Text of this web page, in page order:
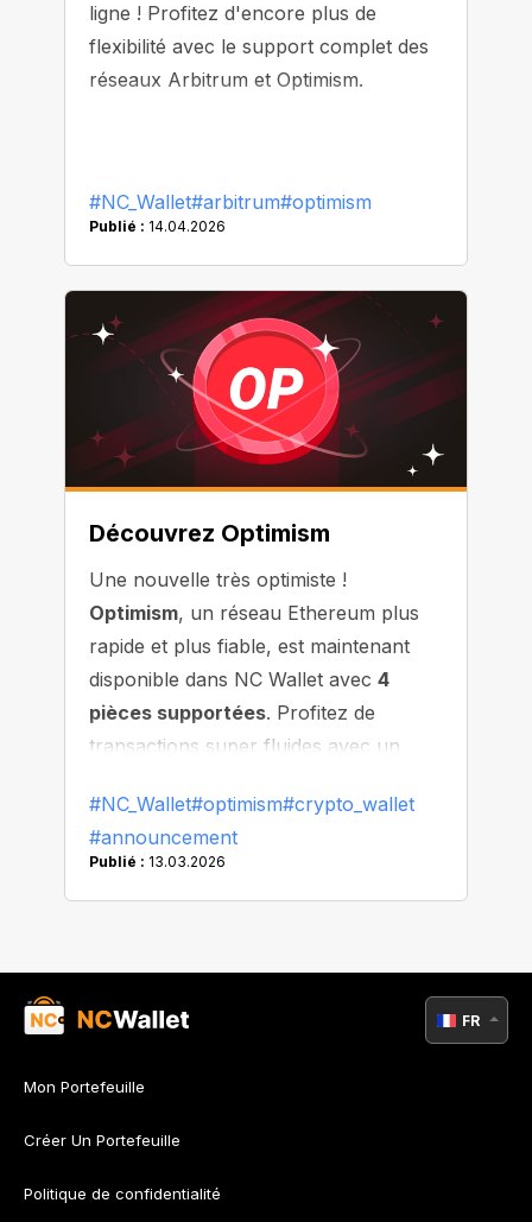
ligne ! Profitez d'encore plus de
flexibilité avec le support complet des
réseaux Arbitrum et Optimism.
#NC_Wallet#arbitrum#optimism
Publié : 14.04.2026
Découvrez Optimism
Une nouvelle très optimiste !
Optimism, un réseau Ethereum plus
rapide et plus fiable, est maintenant
disponible dans NC Wallet avec 4
pièces supportées. Profitez de
transactions super fluides avec un
#NC_Wallet#optimism#crypto_wallet
#announcement
Publié : 13.03.2026
Mon Portefeuille
Créer Un Portefeuille
Politique de confidentialité
FR